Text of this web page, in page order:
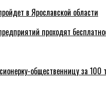
в Ярославской области
проходят
общественницу за